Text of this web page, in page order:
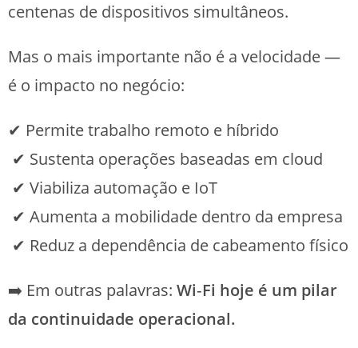
centenas de dispositivos simultâneos.
Mas o mais importante não é a velocidade —
é o impacto no negócio:
✔ Permite trabalho remoto e híbrido
✔ Sustenta operações baseadas em cloud
✔ Viabiliza automação e IoT
✔ Aumenta a mobilidade dentro da empresa
✔ Reduz a dependência de cabeamento físico
➡️ Em outras palavras: Wi‑Fi hoje é um pilar
da continuidade operacional.